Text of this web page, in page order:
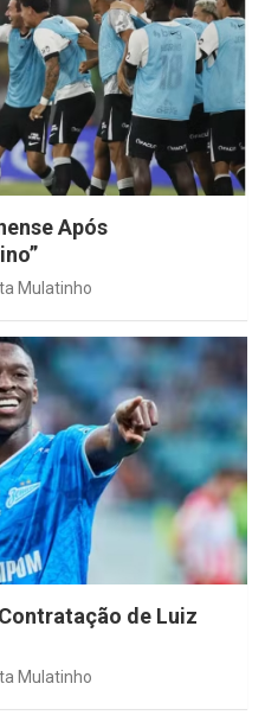
Após
Mulatinho
de Luiz
Mulatinho